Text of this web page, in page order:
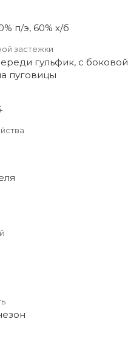
п/э, 60% х/б
застежки
гульфик, с боковой
пуговицы